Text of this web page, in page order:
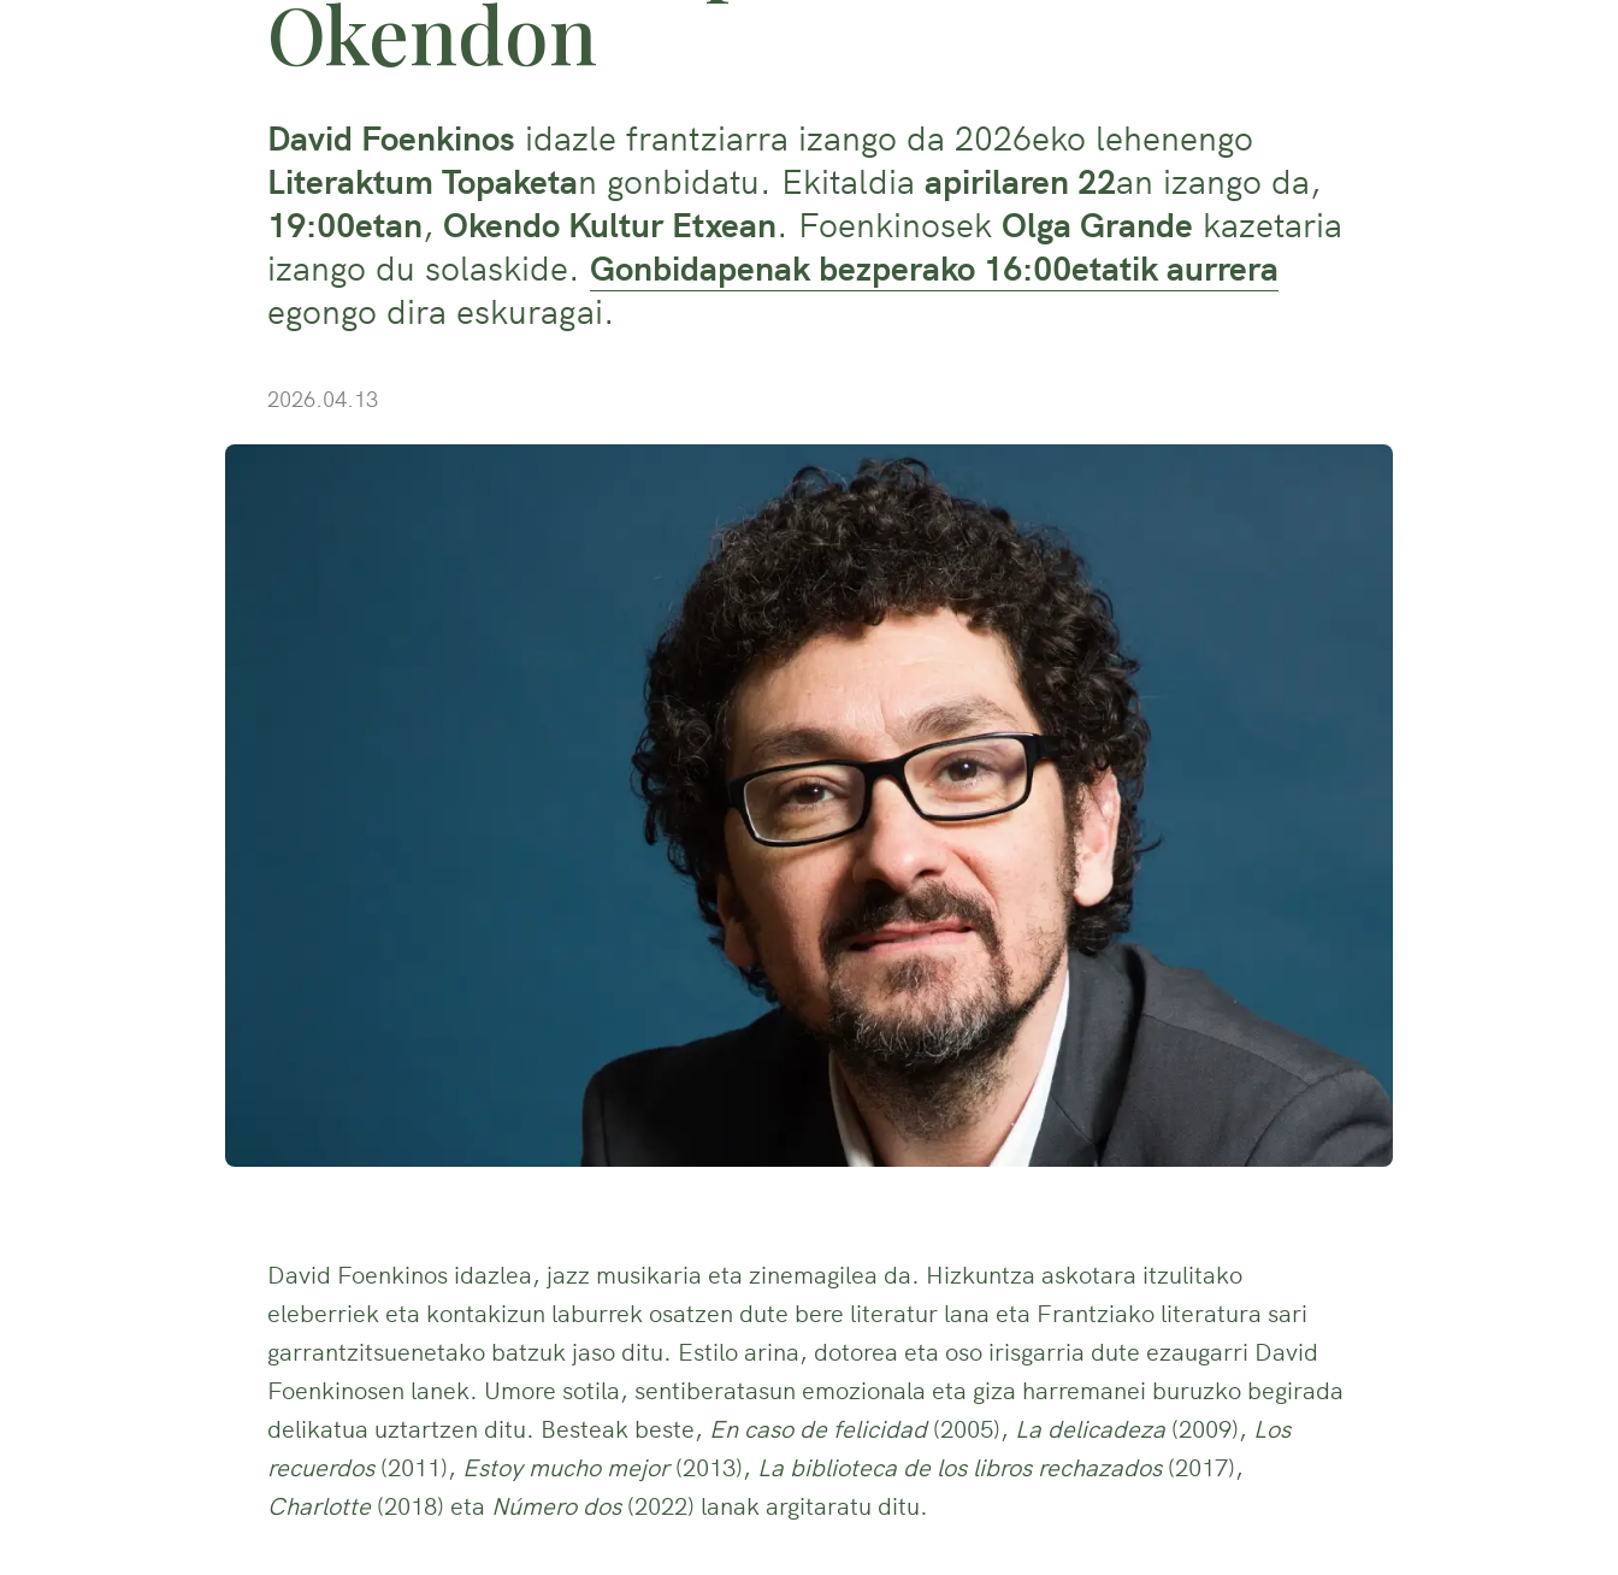
Okendon
David Foenkinos idazle frantziarra izango da 2026eko lehenengo
Literaktum Topaketan gonbidatu. Ekitaldia apirilaren 22an izango da,
19:00etan, Okendo Kultur Etxean. Foenkinosek Olga Grande kazetaria
izango du solaskide. Gonbidapenak bezperako 16:00etatik aurrera
egongo dira eskuragai.
2026.04.13
David Foenkinos idazlea, jazz musikaria eta zinemagilea da. Hizkuntza askotara itzulitako
eleberriek eta kontakizun laburrek osatzen dute bere literatur lana eta Frantziako literatura sari
garrantzitsuenetako batzuk jaso ditu. Estilo arina, dotorea eta oso irisgarria dute ezaugarri David
Foenkinosen lanek. Umore sotila, sentiberatasun emozionala eta giza harremanei buruzko begirada
delikatua uztartzen ditu. Besteak beste, En caso de felicidad(2005), La delicadeza (2009), Los
recuerdos(2011), Estoy mucho mejor(2013), La biblioteca de los libros rechazados(2017),
Charlotte(2018) eta Número dos(2022) lanak argitaratu ditu.